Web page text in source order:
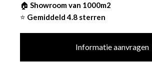
🏠 Showroom van 1000m2
⭐ Gemiddeld 4.8 sterren
Informatie aanvragen